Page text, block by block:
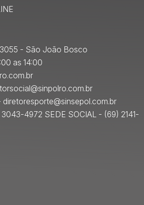
- São João Bosco
as 14:00
4972 SEDE SOCIAL - (69) 2141-